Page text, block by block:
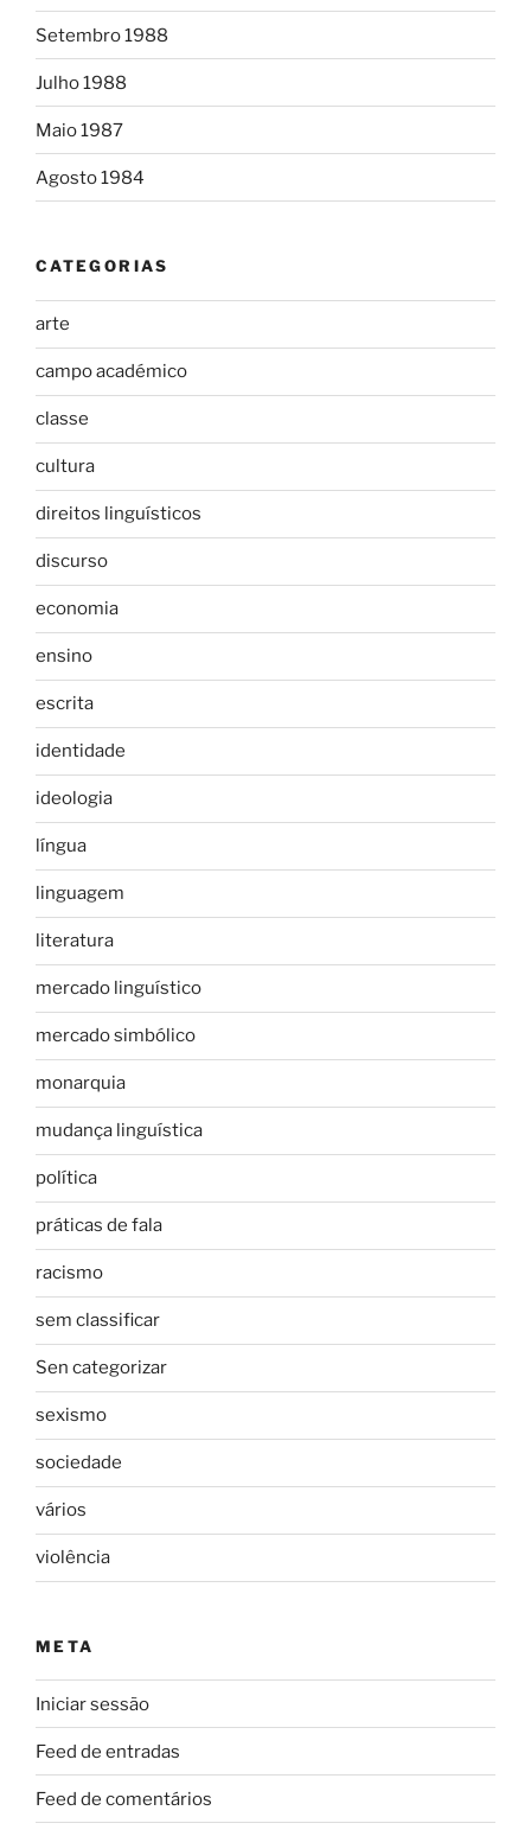
Setembro 1988
Julho 1988
Maio 1987
Agosto 1984
CATEGORIAS
arte
campo académico
classe
cultura
direitos linguísticos
discurso
economia
ensino
escrita
identidade
ideologia
língua
linguagem
literatura
mercado linguístico
mercado simbólico
monarquia
mudança linguística
política
práticas de fala
racismo
sem classificar
Sen categorizar
sexismo
sociedade
vários
violência
META
Iniciar sessão
Feed de entradas
Feed de comentários